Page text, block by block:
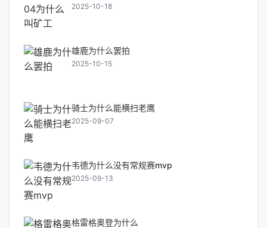
2025-10-18
雄鹿为什么罢拍
2025-10-15
骑士为什么能横扫老鹰
2025-09-07
韦德为什么没有常规赛mvp
2025-09-13
格雷格奥登为什么